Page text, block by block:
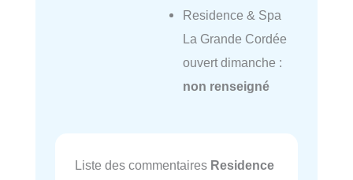
Residence & Spa
La Grande Cordée
ouvert dimanche :
non renseigné
Liste des commentaires Residence